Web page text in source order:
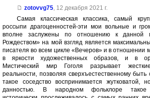
zotovvg75, 12 декабря 2021 г.
Самая классическая классика, самый
россыпи драгоценностей-эти мои вольные и
вполне заслужены по отношению к данной
Рождеством» на мой взгляд является
писателя во всем цикле «Вечеров» и в отношении
в яркости художественных образов, и в
Мистический мир Гоголя разрывает
реальности, позволяя сверхъестественному
такое соседство воспринимается жутковатой,
данностью. В народном фольклоре такое